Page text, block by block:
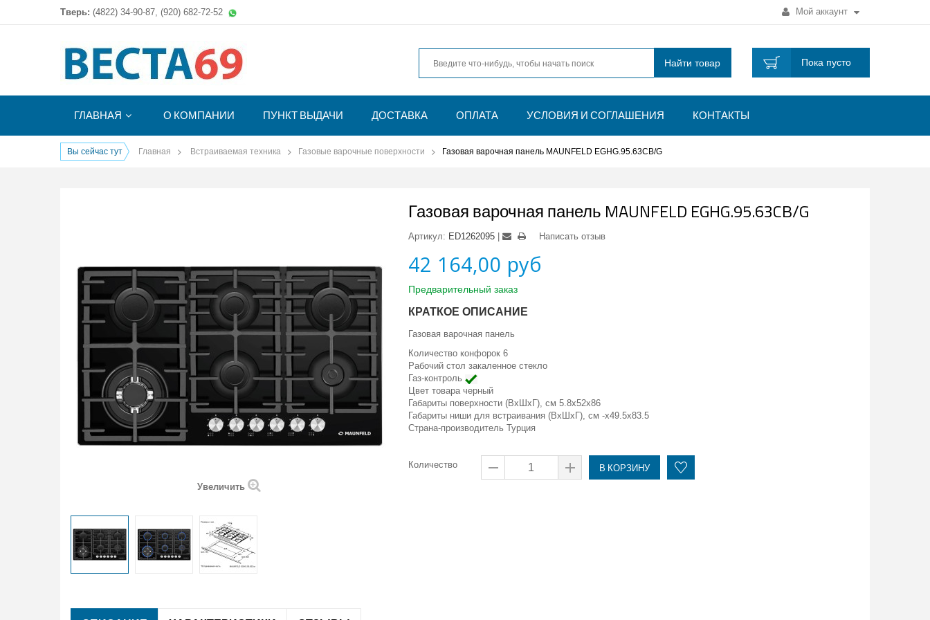
Тверь: (4822) 34-90-87, (920) 682-72-52 Мой аккаунт
Найти товар Пока пусто
ГЛАВНАЯ О КОМПАНИИ ПУНКТ ВЫДАЧИ ДОСТАВКА ОПЛАТА УСЛОВИЯ И СОГЛАШЕНИЯ КОНТАКТЫ
Вы сейчас тут Главная Встраиваемая техника Газовые варочные поверхности Газовая варочная панель MAUNFELD EGHG.95.63CB/G
Увеличить
Газовая варочная панель MAUNFELD EGHG.95.63CB/G
Артикул: ED1262095 Написать отзыв
42 164,00 руб
Предварительный заказ
КРАТКОЕ ОПИСАНИЕ
Газовая варочная панель
Количество конфорок 6
Рабочий стол закаленное стекло
Газ-контроль
Цвет товара черный
Габариты поверхности (ВxШxГ), см 5.8x52x86
Габариты ниши для встраивания (ВxШxГ), см -x49.5x83.5
Страна-производитель Турция
Количество В КОРЗИНУ